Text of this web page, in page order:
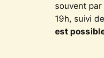
souvent
19h, suivi
est